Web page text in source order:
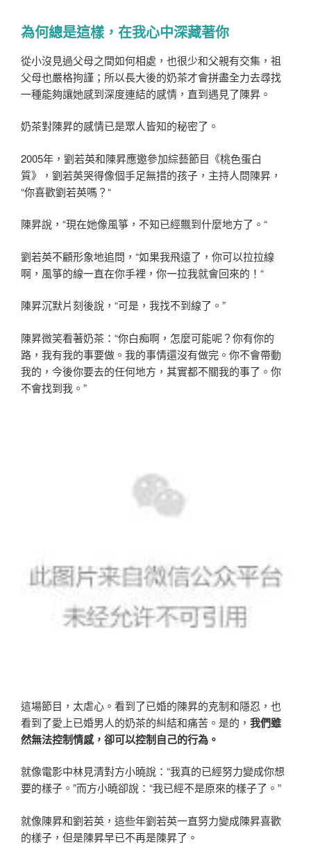
為何總是這樣，在我心中深藏著你
從小沒見過父母之間如何相處，也很少和父親有交集，祖
父母也嚴格拘謹；所以長大後的奶茶才會拼盡全力去尋找
一種能夠讓她感到深度連結的感情，直到遇見了陳昇。
奶茶對陳昇的感情已是眾人皆知的秘密了。
2005年，劉若英和陳昇應邀參加綜藝節目《桃色蛋白
質》，劉若英哭得像個手足無措的孩子，主持人問陳昇，
“你喜歡劉若英嗎？“
陳昇說，“現在她像風箏，不知已經飄到什麼地方了。“
劉若英不顧形象地追問，“如果我飛遠了，你可以拉拉線
啊，風箏的線一直在你手裡，你一拉我就會回來的！“
陳昇沉默片刻後說，“可是，我找不到線了。”
陳昇微笑看著奶茶：“你白痴啊，怎麼可能呢？你有你的
路，我有我的事要做。我的事情還沒有做完。你不會帶動
我的，今後你要去的任何地方，其實都不關我的事了。你
不會找到我。”
這場節目，太虐心。看到了已婚的陳昇的克制和隱忍，也
看到了愛上已婚男人的奶茶的糾結和痛苦。是的， 我們雖
然無法控制情感，卻可以控制自己的行為。
就像電影中林見清對方小曉說：“我真的已經努力變成你想
要的樣子。”而方小曉卻說：“我已經不是原來的樣子了。”
就像陳昇和劉若英，這些年劉若英一直努力變成陳昇喜歡
的樣子，但是陳昇早已不再是陳昇了。